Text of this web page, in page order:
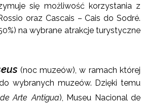
się możliwość korzystania z
oraz Cascais – Cais do Sodré.
na wybrane atrakcje turystyczne
(noc muzeów), w ramach której
wybranych muzeów. Dzięki temu
Arte Antigua), Museu Nacional de